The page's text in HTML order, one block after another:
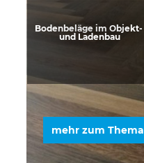
Bodenbeläge im Objekt-
und Ladenbau
mehr zum Thema